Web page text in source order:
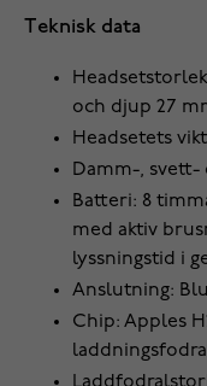
Teknisk data
och djup 27
Headsetets
Damm-, svett-
Batteri: 8
med aktiv
lyssningstid i
Anslutning:
Chip: Apples